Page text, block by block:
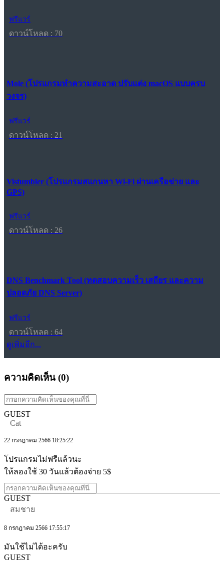
ฟรีแวร์
ดาวน์โหลด : 70
Mole (โปรแกรมทำความสะอาด ปรับแต่ง macOS แบบครบ
วงจร)
ฟรีแวร์
ดาวน์โหลด : 21
Vistumbler (โปรแกรมสแกนหา Wi-Fi ผ่านเครือข่าย และ
GPS)
ฟรีแวร์
ดาวน์โหลด : 26
DNS Benchmark Tool (ทดสอบความเร็ว เสถียร และความ
ปลอดภัย DNS Server)
ฟรีแวร์
ดาวน์โหลด : 64
ดูเพิ่มอีก...
ความคิดเห็น (0)
GUEST
Cat
22 กรกฎาคม 2566 18:25:22
โปรแกรมไม่ฟรีแล้วนะ
ให้ลองใช้ 30 วันแล้วต้องจ่าย 5$
GUEST
สมชาย
8 กรกฎาคม 2566 17:55:17
มันใช้ไม่ได้อะครับ
GUEST